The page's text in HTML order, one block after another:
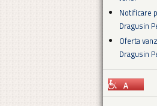
Notificare
Dragusin
Oferta
Dragusin